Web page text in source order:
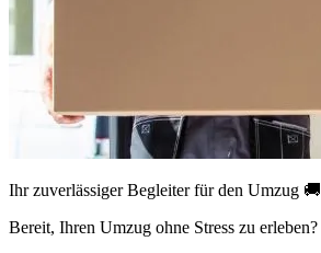
Ihr zuverlässiger Begleiter für den Umzug 🚚
Bereit, Ihren Umzug ohne Stress zu erleben?